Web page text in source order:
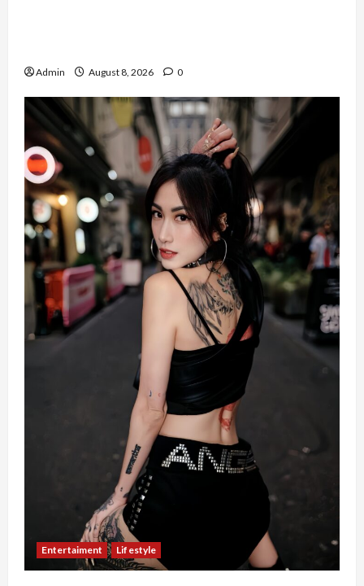
Admin August 8, 2026 0
Entertaiment Lifestyle